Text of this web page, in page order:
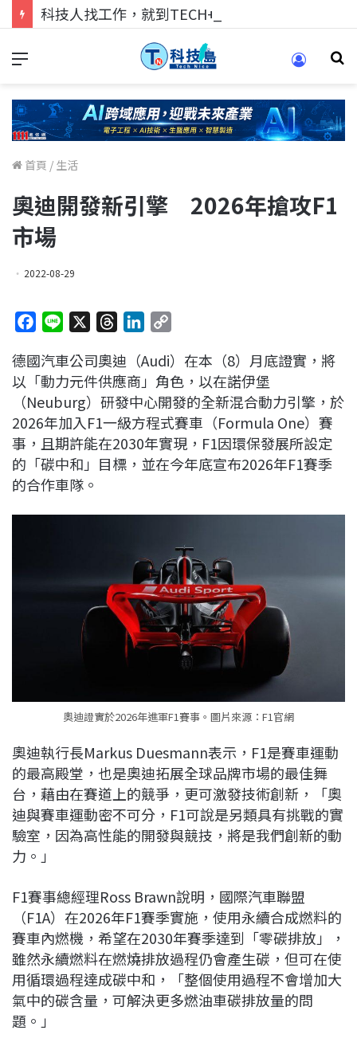
科技人找工作，就到TECH+ 科技專區!
首頁 / 生活
奧迪開發新引擎 2026年搶攻F1
市場
2022-08-29
c
e
b
o
o
k
n
e
r
e
a
d
s
n
k
e
d
I
n
p
y
L
i
n
k
德國汽車公司奧迪（Audi）在本（8）月底證實，將
以「動力元件供應商」角色，以在諾伊堡
（Neuburg）研發中心開發的全新混合動力引擎，於
2026年加入F1一級方程式賽車（Formula One）賽
事，且期許能在2030年實現，F1因環保發展所設定
的「碳中和」目標，並在今年底宣布2026年F1賽季
的合作車隊。
奧迪證實於2026年進軍F1賽事。圖片來源：F1官網
奧迪執行長Markus Duesmann表示，F1是賽車運動
的最高殿堂，也是奧迪拓展全球品牌市場的最佳舞
台，藉由在賽道上的競爭，更可激發技術創新，「奧
迪與賽車運動密不可分，F1可說是另類具有挑戰的實
驗室，因為高性能的開發與競技，將是我們創新的動
力。」
F1賽事總經理Ross Brawn說明，國際汽車聯盟
（F1A）在2026年F1賽季實施，使用永續合成燃料的
賽車內燃機，希望在2030年賽季達到「零碳排放」，
雖然永續燃料在燃燒排放過程仍會產生碳，但可在使
用循環過程達成碳中和，「整個使用過程不會增加大
氣中的碳含量，可解決更多燃油車碳排放量的問
題。」